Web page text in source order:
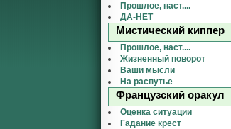
Прошлое, наст....
ДА-НЕТ
Мистический киппер
Прошлое, наст....
Жизненный поворот
Ваши мысли
На распутье
Французский оракул
Оценка ситуации
Гадание крест